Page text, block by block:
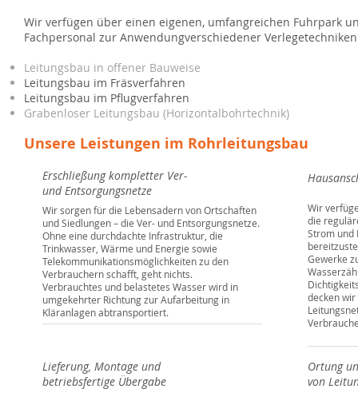
Wir verfügen über einen eigenen, umfangreichen Fuhrpark
Fachpersonal zur Anwendungverschiedener
Leitungsbau in offener Bauweise
Leitungsbau im Fräsverfahren
Leitungsbau im Pflugverfahren
Grabenloser Leitungsbau (Horizontalbohrtechnik)
Unsere Leistungen im Rohrleitungsbau
Erschließung kompletter Ver-
und Entsorgungsnetze
Wir sorgen für die Lebensadern von Ortschaften
und Siedlungen – die Ver- und Entsorgungsnetze.
Ohne eine durchdachte Infrastruktur, die
Trinkwasser, Wärme und Energie sowie
Telekommunikationsmöglichkeiten zu den
Verbrauchern schafft, geht nichts.
Verbrauchtes und belastetes Wasser wird in
umgekehrter Richtung zur Aufarbeitung in
Kläranlagen abtransportiert.
Wir
die
Strom und
Gewerke
decken
Lieferung, Montage und
betriebsfertige Übergabe
Ortung
von